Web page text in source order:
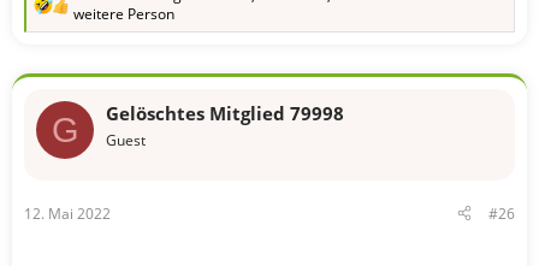
R
e
k
o
n
:
weitere Person
G Gelöschtes Mitglied 79998
Guest
12. Mai 2022 #26